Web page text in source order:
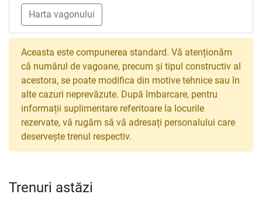
Harta vagonului
Aceasta este compunerea standard. Vă atenționăm
că numărul de vagoane, precum și tipul constructiv al
acestora, se poate modifica din motive tehnice sau în
alte cazuri neprevăzute. După îmbarcare, pentru
informații suplimentare referitoare la locurile
rezervate, vă rugăm să vă adresați personalului care
deservește trenul respectiv.
Trenuri astăzi